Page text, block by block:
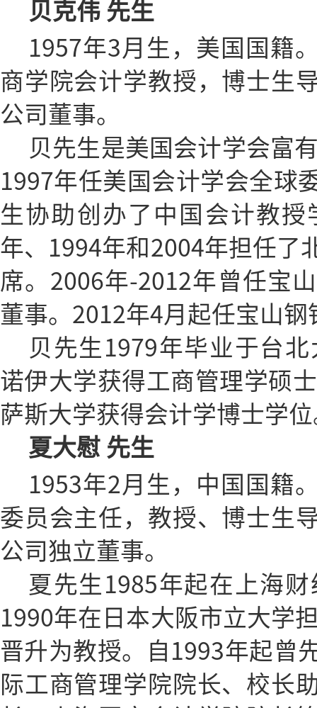
贝克伟 先生
1957年3月生，美国国籍
商学院会计学教授，博士生
公司董事。
贝先生是美国会计学会富
1997年任美国会计学会全球
生协助创办了中国会计教授
年、1994年和2004年担任了
席。2006年-2012年曾任宝
董事。2012年4月起任宝山
贝先生1979年毕业于台
诺伊大学获得工商管理学硕
萨斯大学获得会计学博士学
夏大慰 先生
1953年2月生，中国国籍
委员会主任，教授、博士生
公司独立董事。
夏先生1985年起在上海
1990年在日本大阪市立大学
晋升为教授。自1993年起曾
际工商管理学院院长、校长